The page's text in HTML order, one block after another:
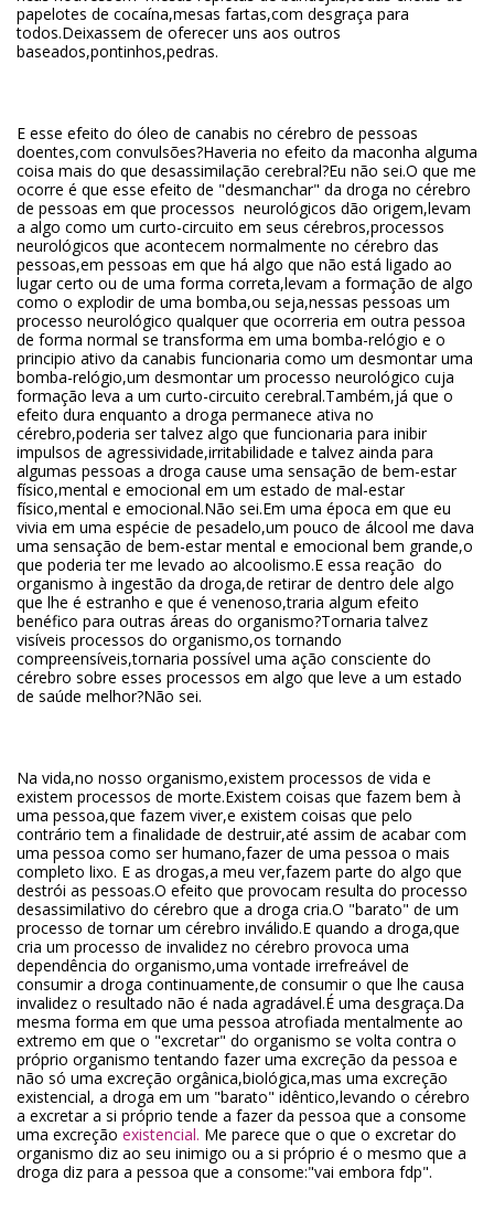
papelotes de cocaína,mesas fartas,com desgraça para
todos.Deixassem de oferecer uns aos outros
baseados,pontinhos,pedras.
E esse efeito do óleo de canabis no cérebro de pessoas
doentes,com convulsões?Haveria no efeito da maconha alguma
coisa mais do que desassimilação cerebral?Eu não sei.O que me
ocorre é que esse efeito de "desmanchar" da droga no cérebro
de pessoas em que processos neurológicos dão origem,levam
a algo como um curto-circuito em seus cérebros,processos
neurológicos que acontecem normalmente no cérebro das
pessoas,em pessoas em que há algo que não está ligado ao
lugar certo ou de uma forma correta,levam a formação de algo
como o explodir de uma bomba,ou seja,nessas pessoas um
processo neurológico qualquer que ocorreria em outra pessoa
de forma normal se transforma em uma bomba-relógio e o
principio ativo da canabis funcionaria como um desmontar uma
bomba-relógio,um desmontar um processo neurológico cuja
formação leva a um curto-circuito cerebral.Também,já que o
efeito dura enquanto a droga permanece ativa no
cérebro,poderia ser talvez algo que funcionaria para inibir
impulsos de agressividade,irritabilidade e talvez ainda para
algumas pessoas a droga cause uma sensação de bem-estar
físico,mental e emocional em um estado de mal-estar
físico,mental e emocional.Não sei.Em uma época em que eu
vivia em uma espécie de pesadelo,um pouco de álcool me dava
uma sensação de bem-estar mental e emocional bem grande,o
que poderia ter me levado ao alcoolismo.E essa reação do
organismo à ingestão da droga,de retirar de dentro dele algo
que lhe é estranho e que é venenoso,traria algum efeito
benéfico para outras áreas do organismo?Tornaria talvez
visíveis processos do organismo,os tornando
compreensíveis,tornaria possível uma ação consciente do
cérebro sobre esses processos em algo que leve a um estado
de saúde melhor?Não sei.
Na vida,no nosso organismo,existem processos de vida e
existem processos de morte.Existem coisas que fazem bem à
uma pessoa,que fazem viver,e existem coisas que pelo
contrário tem a finalidade de destruir,até assim de acabar com
uma pessoa como ser humano,fazer de uma pessoa o mais
completo lixo. E as drogas,a meu ver,fazem parte do algo que
destrói as pessoas.O efeito que provocam resulta do processo
desassimilativo do cérebro que a droga cria.O "barato" de um
processo de tornar um cérebro inválido.E quando a droga,que
cria um processo de invalidez no cérebro provoca uma
dependência do organismo,uma vontade irrefreável de
consumir a droga continuamente,de consumir o que lhe causa
invalidez o resultado não é nada agradável.É uma desgraça.Da
mesma forma em que uma pessoa atrofiada mentalmente ao
extremo em que o "excretar" do organismo se volta contra o
próprio organismo tentando fazer uma excreção da pessoa e
não só uma excreção orgânica,biológica,mas uma excreção
existencial, a droga em um "barato" idêntico,levando o cérebro
a excretar a si próprio tende a fazer da pessoa que a consome
uma excreção existencial. Me parece que o que o excretar do
organismo diz ao seu inimigo ou a si próprio é o mesmo que a
droga diz para a pessoa que a consome:"vai embora fdp".